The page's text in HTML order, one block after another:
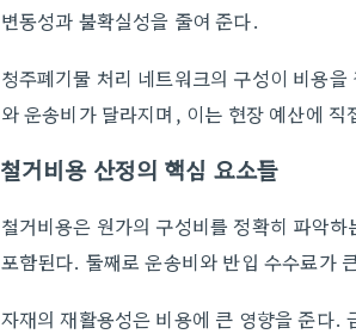
변동성과 불확실성을 줄여 준다.
청주폐기물 처리 네트워크의 구성이 비용
와 운송비가 달라지며, 이는 현장 예산에
철거비용 산정의 핵심 요소들
철거비용은 원가의 구성비를 정확히 파악
포함된다. 둘째로 운송비와 반입 수수료가
자재의 재활용성은 비용에 큰 영향을 준다.